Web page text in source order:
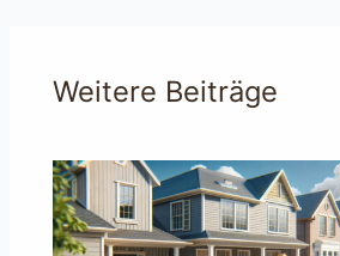
Weitere Beiträge